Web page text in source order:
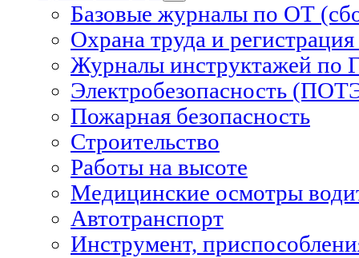
Базовые журналы по ОТ
Охрана труда и
Журналы инструктажей по
Электробезопасность
Пожарная безопасность
Строительство
Работы на высоте
Медицинские осмотры
Автотранспорт
Инструмент,